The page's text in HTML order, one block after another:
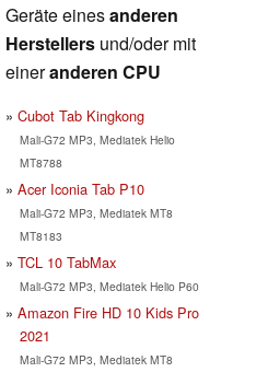
Geräte einesanderen
Herstellers und/oder mit
eineranderen CPU
Cubot Tab Kingkong
Mali-G72 MP3, Mediatek Helio
MT8788
Acer Iconia Tab P10
Mali-G72 MP3, Mediatek MT8
MT8183
TCL 10 TabMax
Mali-G72 MP3, Mediatek Helio P60
Amazon Fire HD 10 Kids Pro
2021
Mali-G72 MP3, Mediatek MT8